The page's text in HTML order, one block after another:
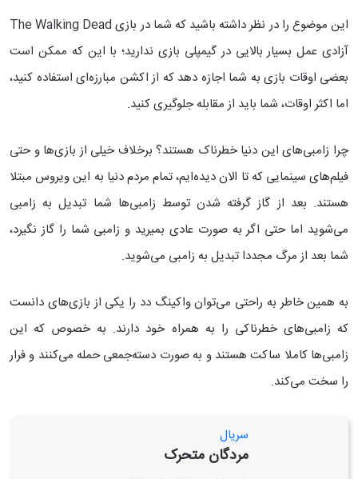
این موضوع را در نظر داشته باشید که شما در بازی The Walking Dead
آزادی عمل بسیار بالایی در گیمپلی بازی ندارید؛ با این که ممکن است
بعضی اوقات بازی به شما اجازه دهد که از اکشن مبارزه‌ای استفاده کنید،
اما اکثر اوقات، شما باید از مقابله جلوگیری کنید.
چرا زامبی‌‌های این دنیا خطرناک هستند؟ برخلاف خیلی از بازی‌ها و حتی
فیلم‌های سینمایی که تا الان دیده‌ایم، تمام مردم دنیا به این ویروس مبتلا
هستند. بعد از گاز گرفته شدن توسط زامبی‌ها شما تبدیل به زامبی
می‌شوید اما حتی اگر به صورت عادی بمیرید و زامبی شما را گاز نگیرد،
شما بعد از مرگ مجددا تبدیل به زامبی می‌شوید.
به همین خاطر به راحتی می‌توان واکینگ دد را یکی از بازی‌های دانست
که زامبی‌های خطرناکی را به همراه خود دارند. به خصوص که این
زامبی‌ها کاملا ساکت هستند و به صورت دسته‌جمعی حمله می‌کنند و فرار
را سخت می‌کند.
سریال
مردگان متحرک